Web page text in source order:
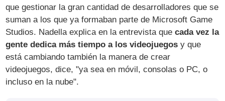
que gestionar la gran cantidad de desarrolladores que se
suman a los que ya formaban parte de Microsoft Game
Studios. Nadella explica en la entrevista que cada vez la
gente dedica más tiempo a los videojuegos y que
está cambiando también la manera de crear
videojuegos, dice, "ya sea en móvil, consolas o PC, o
incluso en la nube".